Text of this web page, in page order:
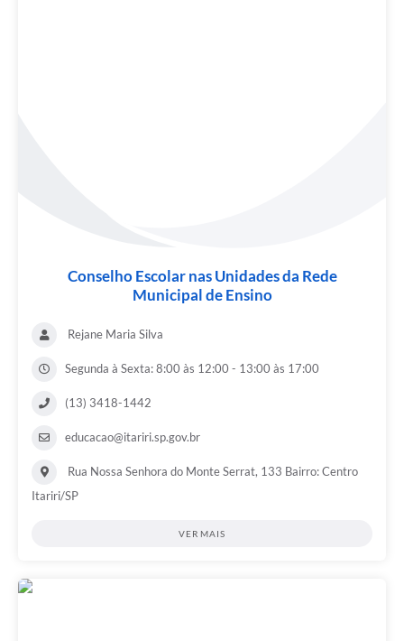
Conselho Escolar nas Unidades da Rede
Municipal de Ensino
Rejane Maria Silva
Segunda à Sexta: 8:00 às 12:00 - 13:00 às 17:00
(13) 3418-1442
educacao@itariri.sp.gov.br
Rua Nossa Senhora do Monte Serrat, 133 Bairro: Centro
Itariri/SP
VER MAIS